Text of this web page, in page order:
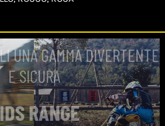
UNA GAMMA DIVERTENTE
E SICURA
RANGE